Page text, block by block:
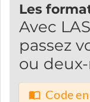
Les
Avec
passez
ou
Code